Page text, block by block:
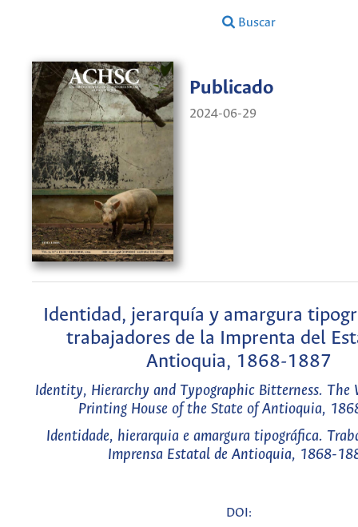
Buscar
Publicado
2024-06-29
Identidad, jerarquía y amargura
trabajadores de la Imprenta del
Antioquia, 1868-1887
Identity, Hierarchy and Typographic Bitterness. The
Printing House of the State of Antioquia,
Identidade, hierarquia e amargura tipográfica.
Imprensa Estatal de Antioquia, 1868-
DOI: